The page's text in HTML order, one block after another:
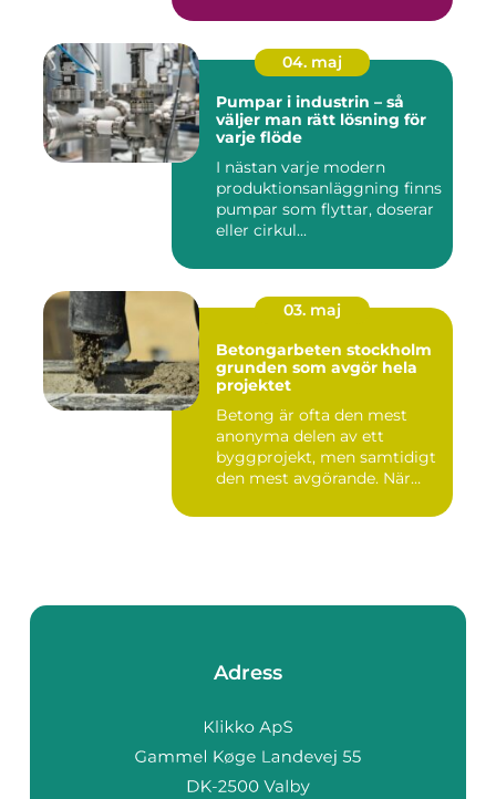
04. maj
Pumpar i industrin – så
väljer man rätt lösning för
varje flöde
I nästan varje modern
produktionsanläggning finns
pumpar som flyttar, doserar
eller cirkul...
03. maj
Betongarbeten stockholm
grunden som avgör hela
projektet
Betong är ofta den mest
anonyma delen av ett
byggprojekt, men samtidigt
den mest avgörande. När
Adress